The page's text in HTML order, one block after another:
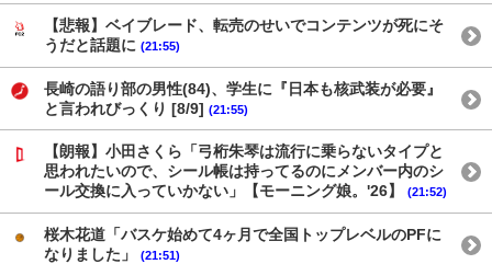
【悲報】ベイブレード、転売のせいでコンテンツが死にそ
うだと話題に (21:55)
長崎の語り部の男性(84)、学生に『日本も核武装が必要』
と言われびっくり [8/9] (21:55)
【朗報】小田さくら「弓桁朱琴は流行に乗らないタイプと
思われたいので、シール帳は持ってるのにメンバー内のシ
ール交換に入っていかない」【モーニング娘。'26】
(21:52)
桜木花道「バスケ始めて4ヶ月で全国トップレベルのPFに
なりました」
(21:51)